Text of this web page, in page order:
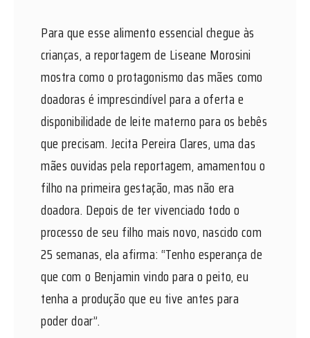
Para que esse alimento essencial chegue às
crianças, a reportagem de Liseane Morosini
mostra como o protagonismo das mães como
doadoras é imprescindível para a oferta e
disponibilidade de leite materno para os bebês
que precisam. Jecita Pereira Clares, uma das
mães ouvidas pela reportagem, amamentou o
filho na primeira gestação, mas não era
doadora. Depois de ter vivenciado todo o
processo de seu filho mais novo, nascido com
25 semanas, ela afirma: “Tenho esperança de
que com o Benjamin vindo para o peito, eu
tenha a produção que eu tive antes para
poder doar”.